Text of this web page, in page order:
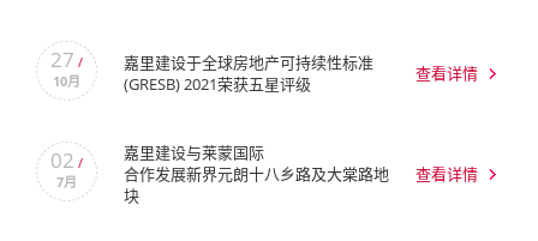
27 /
10月
嘉里建设于全球房地产可持续性标准
(GRESB) 2021荣获五星评级
查看详情
02 /
7月
嘉里建设与莱蒙国际
合作发展新界元朗十八乡路及大棠路地
块
查看详情